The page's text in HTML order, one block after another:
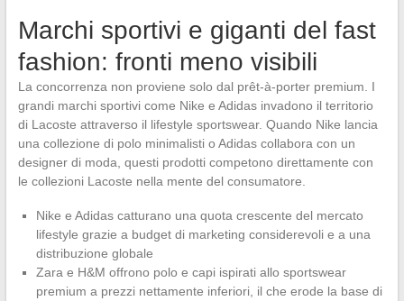
Marchi sportivi e giganti del fast
fashion: fronti meno visibili
La concorrenza non proviene solo dal prêt-à-porter premium. I
grandi marchi sportivi come Nike e Adidas invadono il territorio
di Lacoste attraverso il lifestyle sportswear. Quando Nike lancia
una collezione di polo minimalisti o Adidas collabora con un
designer di moda, questi prodotti competono direttamente con
le collezioni Lacoste nella mente del consumatore.
Nike e Adidas catturano una quota crescente del mercato
lifestyle grazie a budget di marketing considerevoli e a una
distribuzione globale
Zara e H&M offrono polo e capi ispirati allo sportswear
premium a prezzi nettamente inferiori, il che erode la base di